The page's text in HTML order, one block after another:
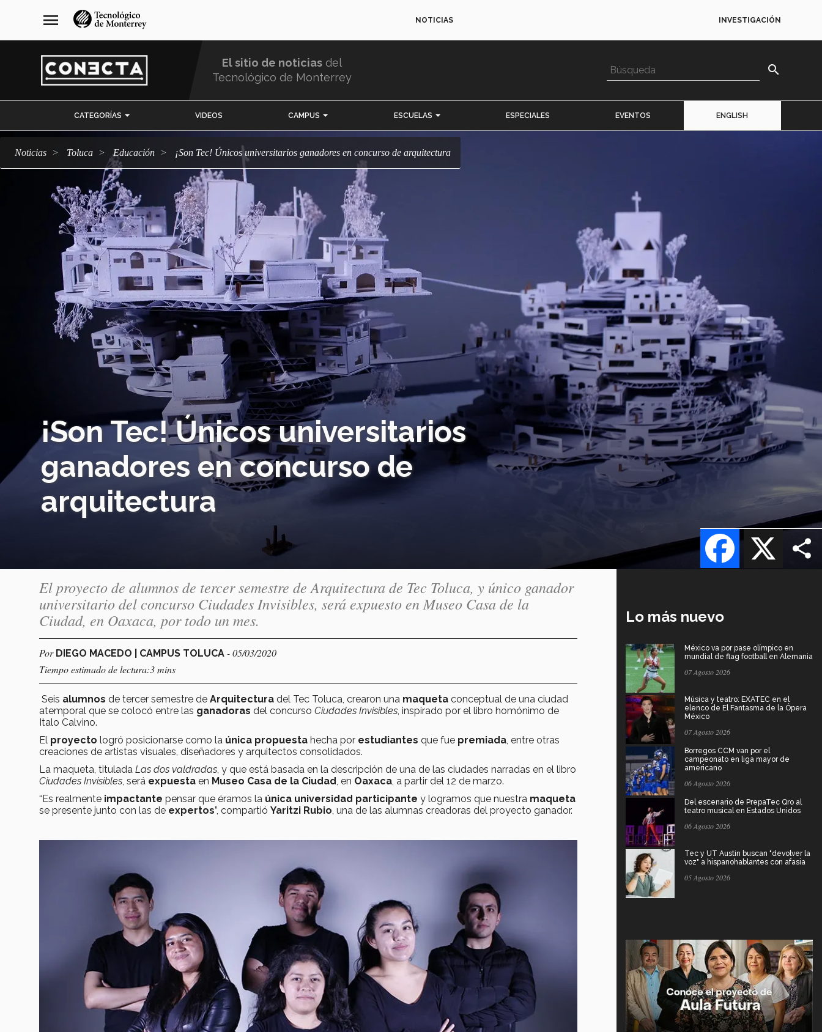
navegación
principal
menu NOTICIAS INVESTIGACIÓN
El sitio de noticias del
Tecnológico de Monterrey
search
CATEGORÍAS VIDEOS CAMPUS ESCUELAS ESPECIALES EVENTOS ENGLISH
Noticias Toluca Educación ¡Son Tec! Únicos universitarios ganadores en concurso de arquitectura
¡Son Tec! Únicos universitarios
ganadores en concurso de
arquitectura
X
Facebook
El proyecto de alumnos de tercer semestre de Arquitectura de Tec Toluca, y único ganador
universitario del concurso Ciudades Invisibles, será expuesto en Museo Casa de la
Ciudad, en Oaxaca, por todo un mes.
Por DIEGO MACEDO | CAMPUS TOLUCA - 05/03/2020
Tiempo estimado de lectura:3 mins
Seis alumnos de tercer semestre de Arquitectura del Tec Toluca, crearon una maqueta conceptual de una ciudad
atemporal que se colocó entre las ganadoras del concurso Ciudades Invisibles , inspirado por el libro homónimo de
Italo Calvino.
El proyecto logró posicionarse como la única propuesta hecha por estudiantes que fue premiada , entre otras
creaciones de artistas visuales, diseñadores y arquitectos consolidados.
La maqueta, titulada Las dos valdradas , y que está basada en la descripción de una de las ciudades narradas en el libro
Ciudades Invisibles , será expuesta en Museo Casa de la Ciudad , en Oaxaca , a partir del 12 de marzo.
“Es realmente impactante pensar que éramos la única universidad participante y logramos que nuestra maqueta
se presente junto con las de expertos”, compartió Yaritzi Rubio , una de las alumnas creadoras del proyecto ganador.
Lo más nuevo
México va por pase olímpico en
mundial de flag football en Alemania
07 Agosto 2026
Música y teatro: EXATEC en el
elenco de El Fantasma de la Ópera
México
07 Agosto 2026
Borregos CCM van por el
campeonato en liga mayor de
americano
06 Agosto 2026
Del escenario de PrepaTec Qro al
teatro musical en Estados Unidos
06 Agosto 2026
Tec y UT Austin buscan "devolver la
voz" a hispanohablantes con afasia
05 Agosto 2026